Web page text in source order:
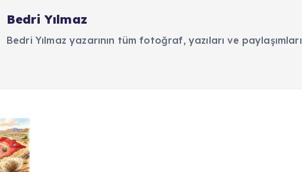
Bedri Yılmaz
Bedri Yılmaz yazarının tüm fotoğraf, yazıları ve paylaşımları